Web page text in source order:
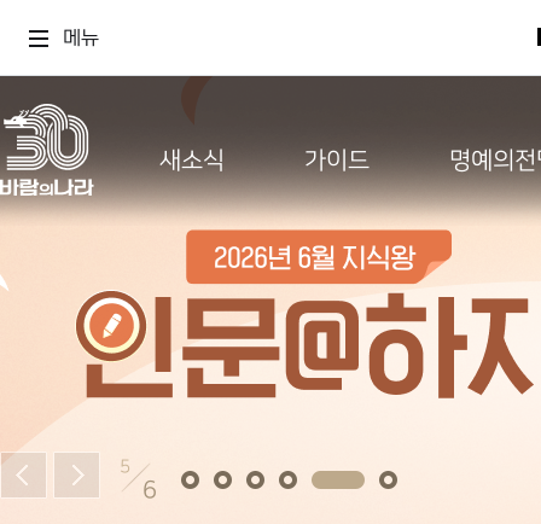
메뉴
새소식 가이드 명예의
5
6